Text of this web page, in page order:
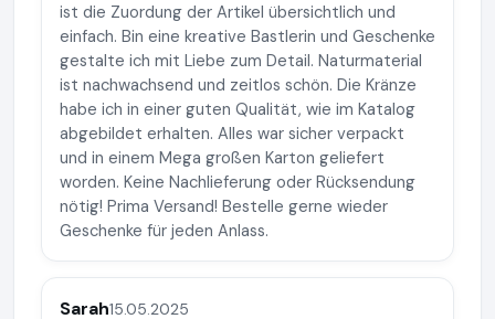
ist die Zuordung der Artikel übersichtlich und
einfach. Bin eine kreative Bastlerin und Geschenke
gestalte ich mit Liebe zum Detail. Naturmaterial
ist nachwachsend und zeitlos schön. Die Kränze
habe ich in einer guten Qualität, wie im Katalog
abgebildet erhalten. Alles war sicher verpackt
und in einem Mega großen Karton geliefert
worden. Keine Nachlieferung oder Rücksendung
nötig! Prima Versand! Bestelle gerne wieder
Geschenke für jeden Anlass.
Sarah15.05.2025